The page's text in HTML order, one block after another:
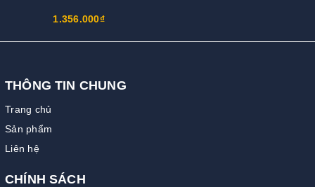
1.356.000₫
THÔNG TIN CHUNG
Trang chủ
Sản phẩm
Liên hệ
CHÍNH SÁCH